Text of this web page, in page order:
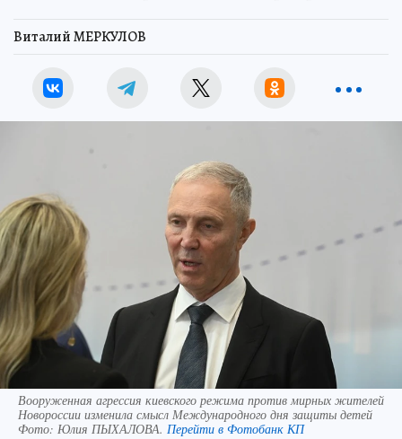
Виталий МЕРКУЛОВ
Вооруженная агрессия киевского режима против мирных жителей
Новороссии изменила смысл Международного дня защиты детей
Фото: Юлия ПЫХАЛОВА. Перейти в Фотобанк КП